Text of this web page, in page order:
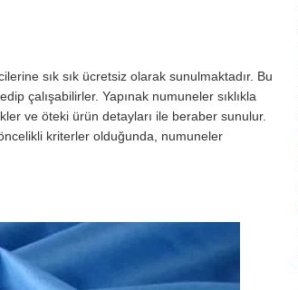
sık sık ücretsiz olarak sunulmaktadır. Bu
çalışabilirler. Yapınak numuneler sıklıkla
ve öteki ürün detayları ile beraber sunulur.
kriterler olduğunda, numuneler